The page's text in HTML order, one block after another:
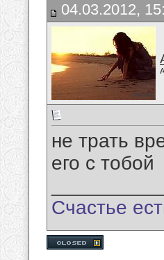
04.03.2012,
не трать
его с тобой
Счастье